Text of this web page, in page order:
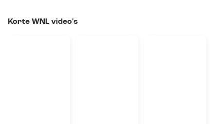
Korte WNL video's